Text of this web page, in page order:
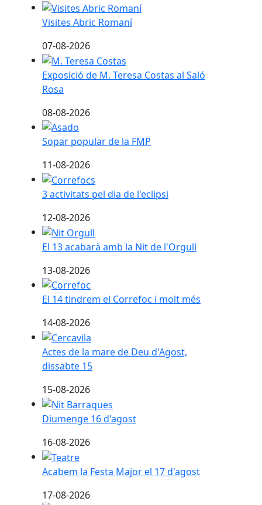
Visites Abric Romaní
Visites Abric Romaní
07-08-2026
Exposició de M. Teresa Costas al Saló Rosa
Exposició de M. Teresa Costas al Saló
Rosa
08-08-2026
Sopar popular de la FMP
Sopar popular de la FMP
11-08-2026
3 activitats pel dia de l'eclipsi
3 activitats pel dia de l'eclipsi
12-08-2026
El 13 acabarà amb la Nit de l'Orgull
El 13 acabarà amb la Nit de l'Orgull
13-08-2026
El 14 tindrem el Correfoc i molt més
El 14 tindrem el Correfoc i molt més
14-08-2026
Actes de la mare de Deu d'Agost, dissabte 15
Actes de la mare de Deu d'Agost,
dissabte 15
15-08-2026
Diumenge 16 d'agost
Diumenge 16 d'agost
16-08-2026
Acabem la Festa Major el 17 d'agost
Acabem la Festa Major el 17 d'agost
17-08-2026